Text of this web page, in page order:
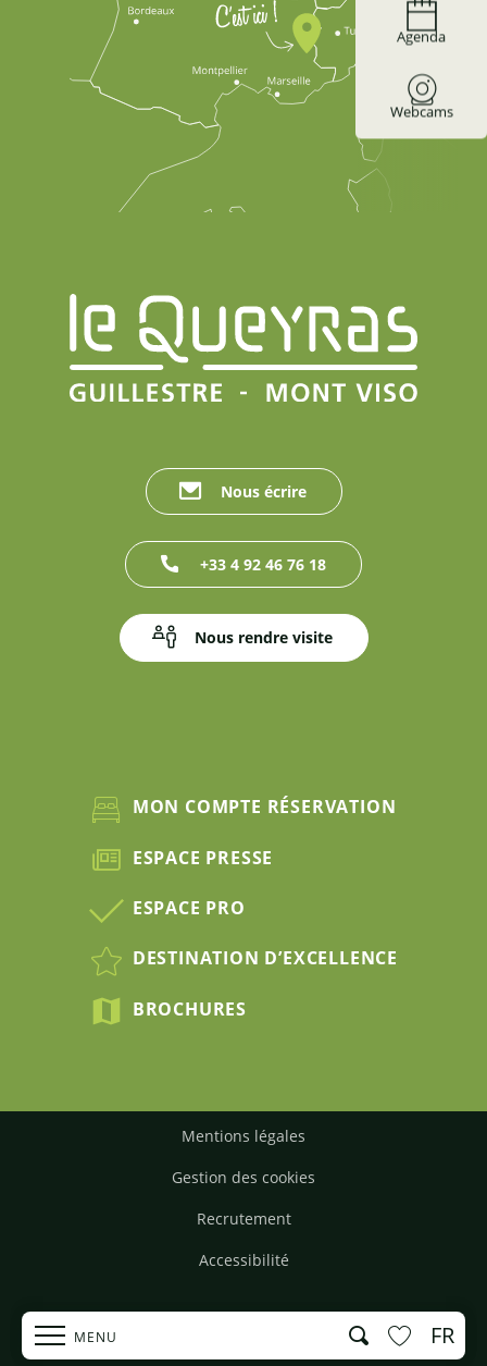
Agenda
Webcams
MENU Recherche FR
Nous écrire
+33 4 92 46 76 18
Nous rendre visite
MON COMPTE RÉSERVATION
ESPACE PRESSE
ESPACE PRO
DESTINATION D’EXCELLENCE
BROCHURES
Mentions légales
Gestion des cookies
Recrutement
Accessibilité